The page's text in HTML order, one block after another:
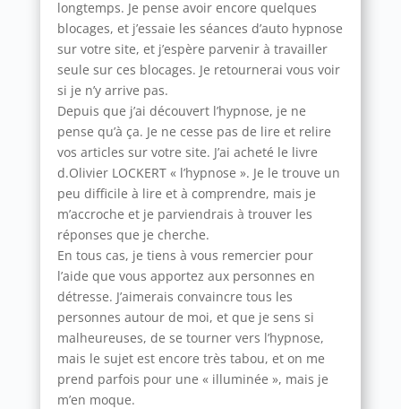
longtemps. Je pense avoir encore quelques
blocages, et j’essaie les séances d’auto hypnose
sur votre site, et j’espère parvenir à travailler
seule sur ces blocages. Je retournerai vous voir
si je n’y arrive pas.
Depuis que j’ai découvert l’hypnose, je ne
pense qu’à ça. Je ne cesse pas de lire et relire
vos articles sur votre site. J’ai acheté le livre
d.Olivier LOCKERT « l’hypnose ». Je le trouve un
peu difficile à lire et à comprendre, mais je
m’accroche et je parviendrais à trouver les
réponses que je cherche.
En tous cas, je tiens à vous remercier pour
l’aide que vous apportez aux personnes en
détresse. J’aimerais convaincre tous les
personnes autour de moi, et que je sens si
malheureuses, de se tourner vers l’hypnose,
mais le sujet est encore très tabou, et on me
prend parfois pour une « illuminée », mais je
m’en moque.